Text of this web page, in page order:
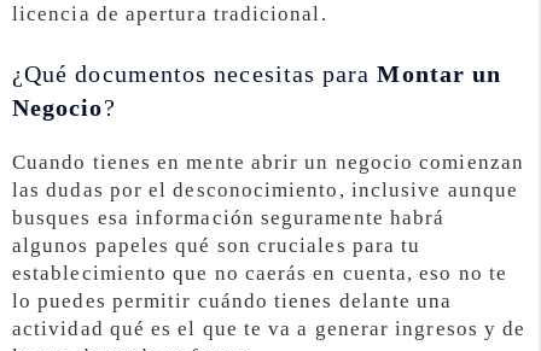
licencia de apertura tradicional.
¿Qué documentos necesitas paraMontar un
Negocio?
Cuando tienes en mente abrir un negocio comienzan
las dudas por el desconocimiento, inclusive aunque
busques esa información seguramente habrá
algunos papeles qué son cruciales para tu
establecimiento que no caerás en cuenta, eso no te
lo puedes permitir cuándo tienes delante una
actividad qué es el que te va a generar ingresos y de